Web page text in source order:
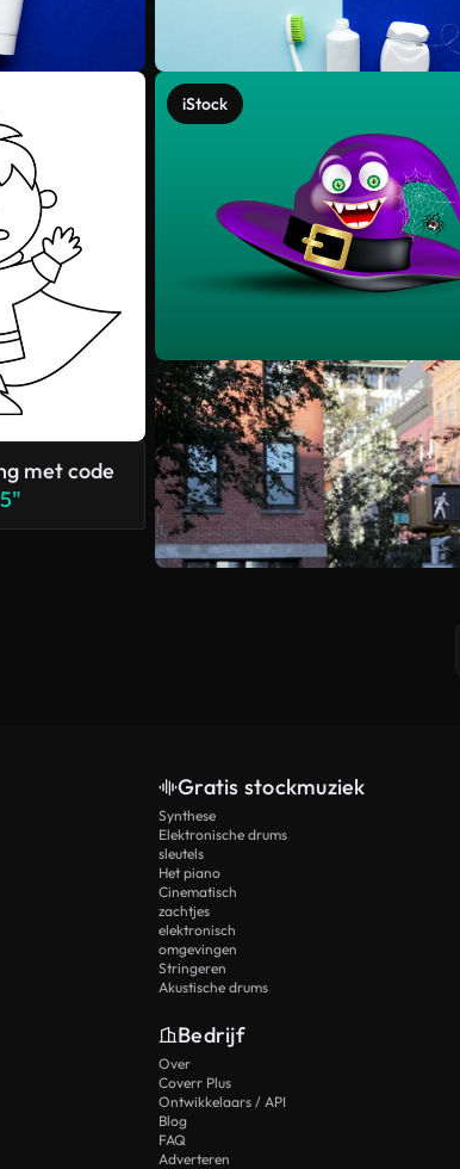
met code
iStock
Gratis stockmuziek
Synthese
Elektronische drums
sleutels
Het piano
Cinematisch
zachtjes
elektronisch
omgevingen
Stringeren
Akustische drums
Bedrijf
Over
Coverr Plus
Ontwikkelaars / API
Blog
FAQ
Adverteren